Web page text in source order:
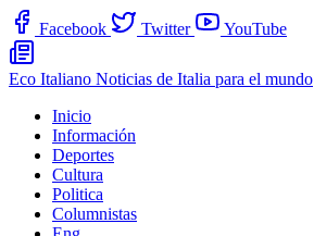
Facebook Twitter YouTube
Eco Italiano Noticias de Italia para el mundo
Inicio
Información
Deportes
Cultura
Politica
Columnistas